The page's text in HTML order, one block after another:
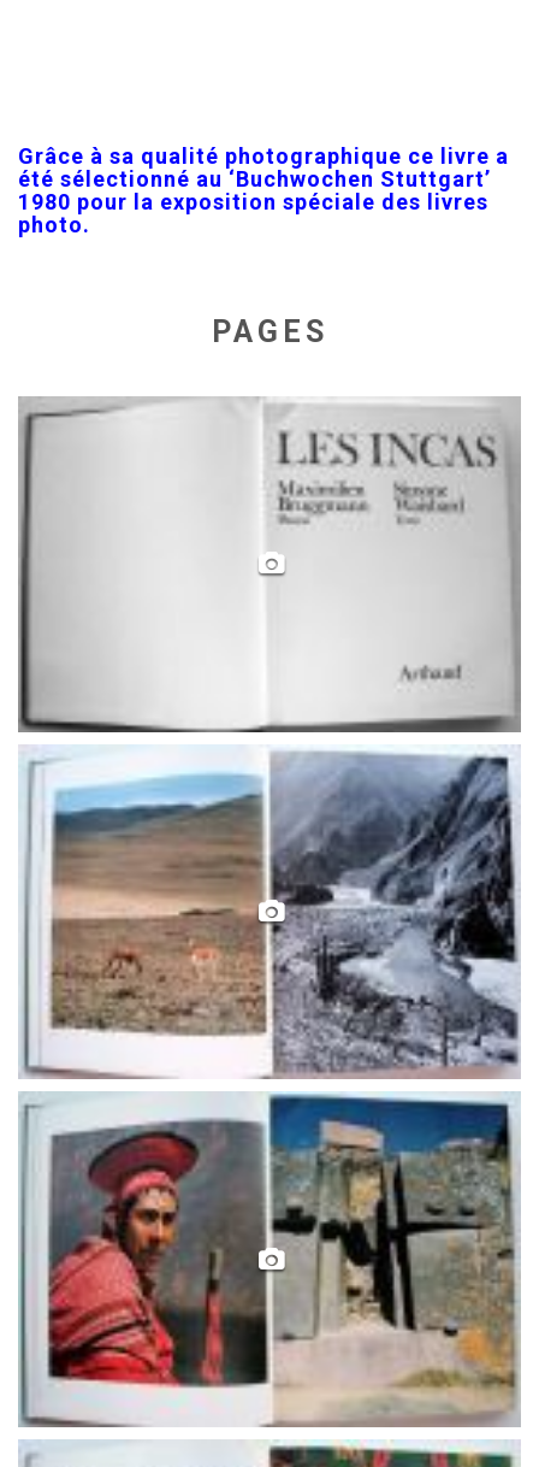
Grâce à sa qualité photographique ce livre a
été sélectionné au ‘Buchwochen Stuttgart’
1980 pour la exposition spéciale des livres
photo.
PAGES